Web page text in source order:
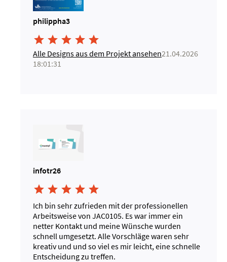
philippha3
    
Alle Designs aus dem Projekt ansehen21.04.2026
18:01:31
infotr26
    
Ich bin sehr zufrieden mit der professionellen
Arbeitsweise von JAC0105. Es war immer ein
netter Kontakt und meine Wünsche wurden
schnell umgesetzt. Alle Vorschläge waren sehr
kreativ und und so viel es mir leicht, eine schnelle
Entscheidung zu treffen.